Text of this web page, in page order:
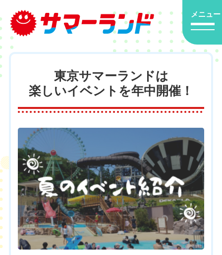
メニュー
東京サマーランドは
楽しいイベントを年中開催！